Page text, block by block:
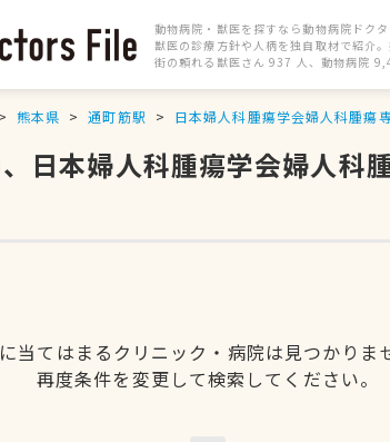
動物病院・獣医を探すなら動物病院ドクタ
獣医の診療方針や人柄を独自取材で紹介
街の頼れる獣医さん 937 人、動物病院
熊本県 通町筋駅 日本婦人科腫瘍学会婦人科腫瘍
日本婦人科腫瘍学会婦人科
当てはまるクリニック・病院は見つかりま
再度条件を変更して検索してください。